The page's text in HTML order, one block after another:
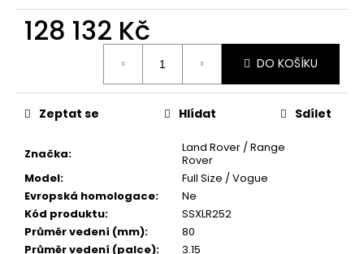
128 132 Kč
DO KOŠÍKU
Značka:
Land Rover / Range
Rover
Model:
Full Size / Vogue
Evropská homologace:
Ne
Kód produktu:
SSXLR252
Průměr vedení (mm):
80
Průměr vedení (palce):
3.15
Zeptat se Hlídat Sdílet
SVÍČKA
TSI
TFSI
4,0
040
Kč